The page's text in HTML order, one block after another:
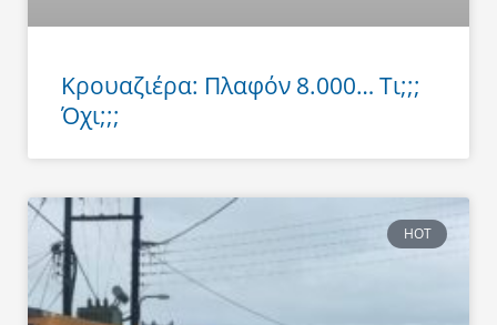
Κρουαζιέρα: Πλαφόν 8.000… Τι;;;
Όχι;;;
HOT